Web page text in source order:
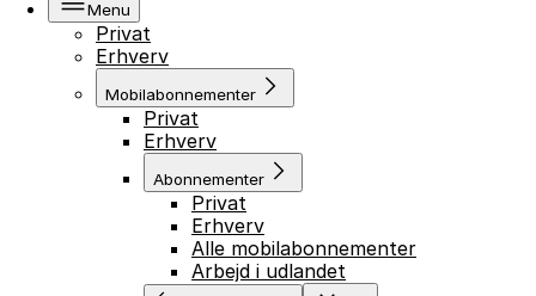
Menu
Privat
Erhverv
Mobilabonnementer
Privat
Erhverv
Abonnementer
Privat
Erhverv
Alle mobilabonnementer
Arbejd i udlandet